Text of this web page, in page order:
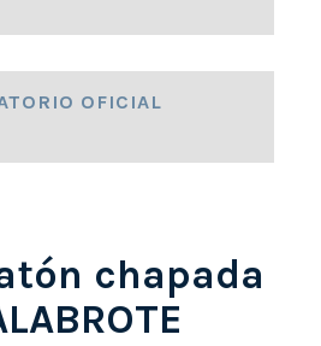
OFICIAL
chapada